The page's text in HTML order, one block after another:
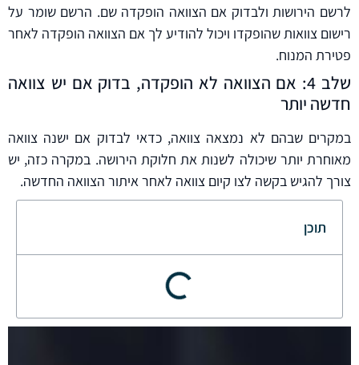
לרשם הירושות ולבדוק אם הצוואה הופקדה שם. הרשם שומר על
רישום צוואות שהופקדו ויכול להודיע לך אם הצוואה הופקדה לאחר
פטירת המנוח.
שלב 4: אם הצוואה לא הופקדה, בדוק אם יש צוואה
חדשה יותר
במקרים שבהם לא נמצאה צוואה, כדאי לבדוק אם ישנה צוואה
מאוחרת יותר שיכולה לשנות את חלוקת הירושה. במקרה כזה, יש
צורך להגיש בקשה לצו קיום צוואה לאחר איתור הצוואה החדשה.
תוכן